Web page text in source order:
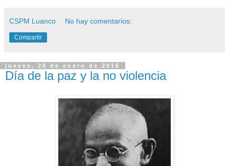
CSPM Luanco No hay comentarios:
Compartir
jueves, 28 de enero de 2016
Día de la paz y la no violencia